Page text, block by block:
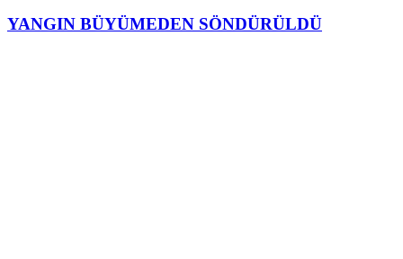
YANGIN BÜYÜMEDEN SÖNDÜRÜLDÜ